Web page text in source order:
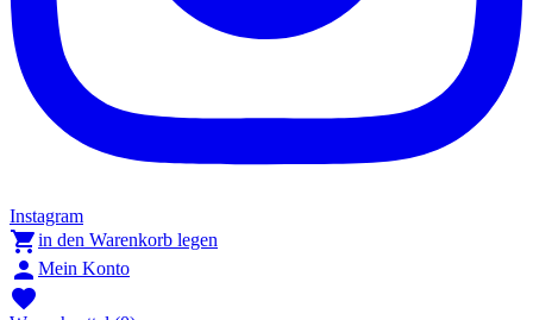
Instagram
in den Warenkorb legen
 Mein Konto
